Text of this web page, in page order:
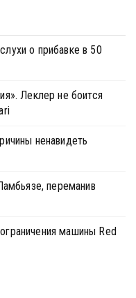
о прибавке в 50
Леклер не боится
ненавидеть
переманив
машины Red